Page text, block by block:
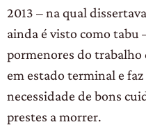
2013 – na qual
ainda é visto como tabu
pormenores do trabalho
em estado terminal e
necessidade de bons
prestes a morrer.